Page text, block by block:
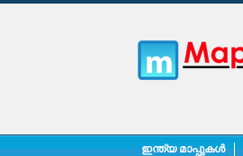
ഇന്ത്യ മാപ്പുകൾ